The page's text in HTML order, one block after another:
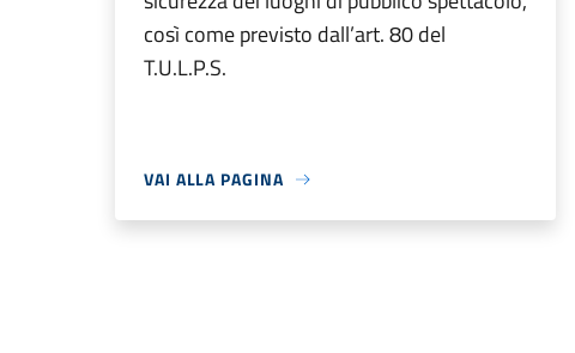
così come previsto dall’art. 80 del
T.U.L.P.S.
VAI ALLA PAGINA